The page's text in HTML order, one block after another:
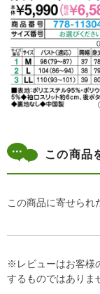
この商品
この商品に寄せられ
※レビューはお客様
するものではありま